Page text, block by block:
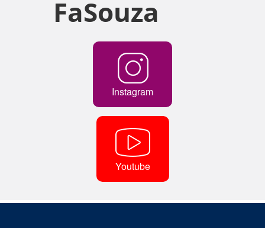
FaSouza
Instagram
Youtube